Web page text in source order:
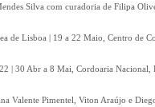
Silva com curadoria de Filipa
de Lisboa | 19 a 22 Maio, Centro de
| 30 Abr a 8 Mai, Cordoaria Nacional,
Valente Pimentel, Viton Araújo e